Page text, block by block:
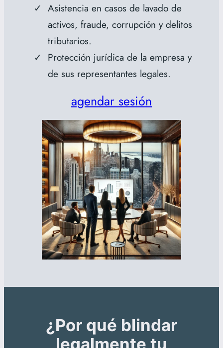
Asistencia en casos de lavado de
activos, fraude, corrupción y delitos
tributarios.
Protección jurídica de la empresa y
de sus representantes legales.
agendar sesión
¿Por qué blindar
legalmente tu